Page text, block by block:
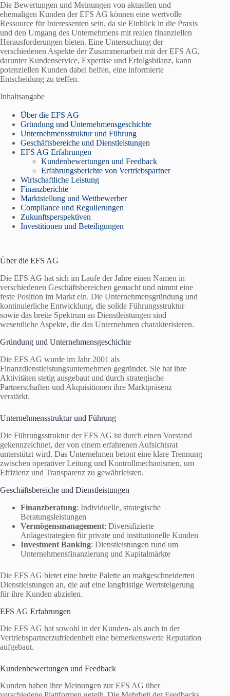
Die Bewertungen und Meinungen von aktuellen und
ehemaligen Kunden der EFS AG können eine wertvolle
Ressource für Interessenten sein, da sie Einblick in die Praxis
und den Umgang des Unternehmens mit realen finanziellen
Herausforderungen bieten. Eine Untersuchung der
verschiedenen Aspekte der Zusammenarbeit mit der EFS AG,
darunter Kundenservice, Expertise und Erfolgsbilanz, kann
potenziellen Kunden dabei helfen, eine informierte
Entscheidung zu treffen.
Inhaltsangabe
Über die EFS AG
Gründung und Unternehmensgeschichte
Unternehmensstruktur und Führung
Geschäftsbereiche und Dienstleistungen
EFS AG Erfahrungen
Kundenbewertungen und Feedback
Erfahrungsberichte von Vertriebspartner
Wirtschaftliche Leistung
Finanzberichte
Marktstellung und Wettbewerber
Compliance und Regulierungen
Zukunftsperspektiven
Investitionen und Beteiligungen
Über die EFS AG
Die EFS AG hat sich im Laufe der Jahre einen Namen in
verschiedenen Geschäftsbereichen gemacht und nimmt eine
feste Position im Markt ein. Die Unternehmensgründung und
kontinuierliche Entwicklung, die solide Führungsstruktur
sowie das breite Spektrum an Dienstleistungen sind
wesentliche Aspekte, die das Unternehmen charakterisieren.
Gründung und Unternehmensgeschichte
Die EFS AG wurde im Jahr 2001 als
Finanzdienstleistungsunternehmen gegründet. Sie hat ihre
Aktivitäten stetig ausgebaut und durch strategische
Partnerschaften und Akquisitionen ihre Marktpräsenz
verstärkt.
Unternehmensstruktur und Führung
Die Führungsstruktur der EFS AG ist durch einen Vorstand
gekennzeichnet, der von einem erfahrenen Aufsichtsrat
unterstützt wird. Das Unternehmen betont eine klare Trennung
zwischen operativer Leitung und Kontrollmechanismen, um
Effizienz und Transparenz zu gewährleisten.
Geschäftsbereiche und Dienstleistungen
Finanzberatung: Individuelle, strategische
Beratungsleistungen
Vermögensmanagement: Diversifizierte
Anlagestrategien für private und institutionelle Kunden
Investment Banking: Dienstleistungen rund um
Unternehmensfinanzierung und Kapitalmärkte
Die EFS AG bietet eine breite Palette an maßgeschneiderten
Dienstleistungen an, die auf eine langfristige Wertsteigerung
für ihre Kunden abzielen.
EFS AG Erfahrungen
Die EFS AG hat sowohl in der Kunden- als auch in der
Vertriebspartnerzufriedenheit eine bemerkenswerte Reputation
aufgebaut.
Kundenbewertungen und Feedback
Kunden haben ihre Meinungen zur EFS AG über